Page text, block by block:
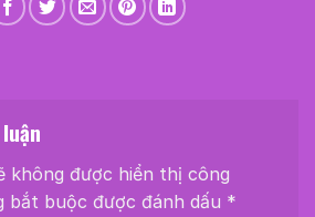
không được hiển thị công
bắt buộc được đánh dấu *